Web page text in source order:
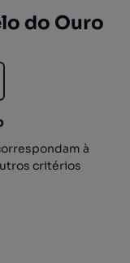
do Ouro
à
critérios